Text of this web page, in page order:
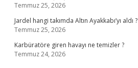
Temmuz 25, 2026
Jardel hangi takımda Altın Ayakkabı’yı aldı ?
Temmuz 25, 2026
Karbüratöre giren havayı ne temizler ?
Temmuz 24, 2026